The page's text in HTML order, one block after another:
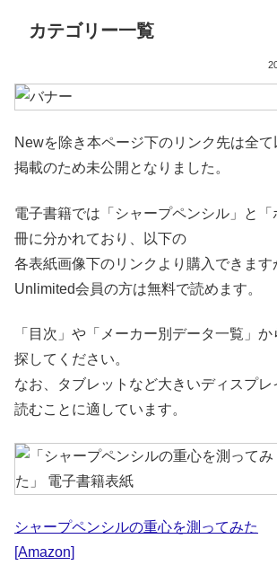
カテゴリー一覧
Newを除き本ページ下のリンク先は全
掲載のため未公開となりました。
電子書籍では「シャープペンシル」と
冊に分かれており、以下の
各表紙画像下のリンクより購入できま
Unlimited会員の方は無料で読めます。
「目次」や「メーカー別データ一覧」
探してください。
なお、タブレットなど大きいディスプ
読むことに適しています。
シャープペンシルの重心を測ってみた
[Amazon]